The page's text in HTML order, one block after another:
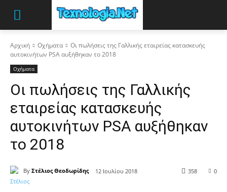
Αρχική Οχήματα
Οι πωλήσεις της Γαλλικής εταιρείας κατασκευής
αυτοκινήτων PSA αυξήθηκαν το 2018
Οχήματα
Οι πωλήσεις της Γαλλικής
εταιρείας κατασκευής
αυτοκινήτων PSA αυξήθηκαν
το 2018
By Στέλιος Θεοδωρίδης 12 Ιουλίου 2018 0
358